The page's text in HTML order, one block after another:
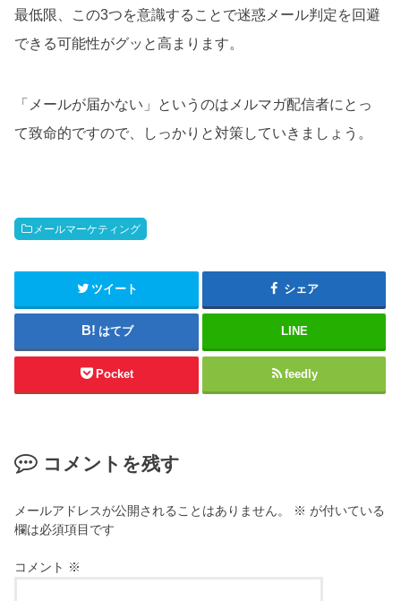
最低限、この3つを意識することで迷惑メール判定を回避
できる可能性がグッと高まります。
「メールが届かない」というのはメルマガ配信者にとっ
て致命的ですので、しっかりと対策していきましょう。
メールマーケティング
ツイート シェア
はてブ LINE
Pocket feedly
コメントを残す
メールアドレスが公開されることはありません。 ※ が付いている
欄は必須項目です
コメント ※